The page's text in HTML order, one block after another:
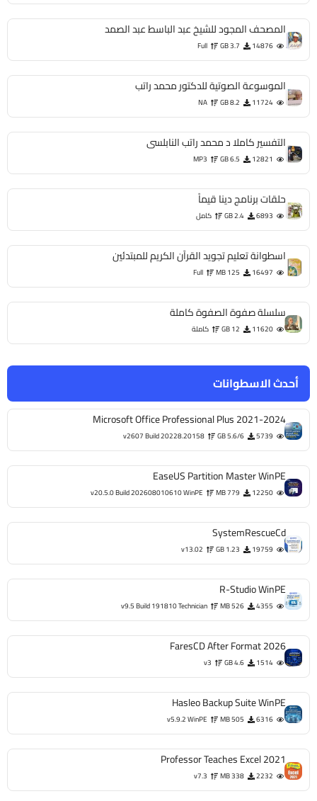
أحدث الاسطوانات
Microsoft Office Professional Plus 2021-2024
5739
5.6/6 GB
v2607 Build 20228.20158
EaseUS Partition Master WinPE
12250
779 MB
v20.5.0 Build 202608010610 WinPE
SystemRescueCd
19759
1.23 GB
v13.02
R-Studio WinPE
4355
526 MB
v9.5 Build 191810 Technician
FaresCD After Format 2026
1514
4.6 GB
v3
Hasleo Backup Suite WinPE
6316
505 MB
v5.9.2 WinPE
Professor Teaches Excel 2021
2232
338 MB
v7.3
المصحف المجود للشيخ عبد الباسط عبد الصمد
14876
3.7 GB
Full
الموسوعة الصوتية للدكتور محمد راتب
11724
8.2 GB
NA
التفسير كاملا د محمد راتب النابلسى
12821
6.5 GB
MP3
حلقات برنامج دينا قيماً
6893
2.4 GB كامل
اسطوانة تعليم تجويد القرآن الكريم للمبتدئين
16497
125 MB
Full
سلسلة صفوة الصفوة كاملة
11620
12 GB كاملة